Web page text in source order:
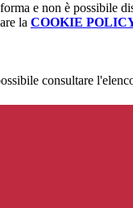
e non è possibile
la COOKIE
consultare